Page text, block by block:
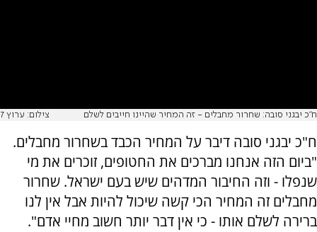
ח"כ יבגני סובה: שחרור מחבלים - זה המחיר שהיינו חייבים לשלם צילום: ערוץ 7
ח"כ יבגני סובה דיבר על המחיר הכבד בשחרור מחבלים.
"ביום הזה אנחנו מברכים את החטופים, זוכרים את מי
שנפלו - וזה החיבור המדהים שיש בעם ישראל. שחרור
מחבלים זה המחיר הכי קשה שיכול להיות אבל אין לנו
ברירה לשלם אותו - כי אין דבר יותר חשוב מחיי אדם".